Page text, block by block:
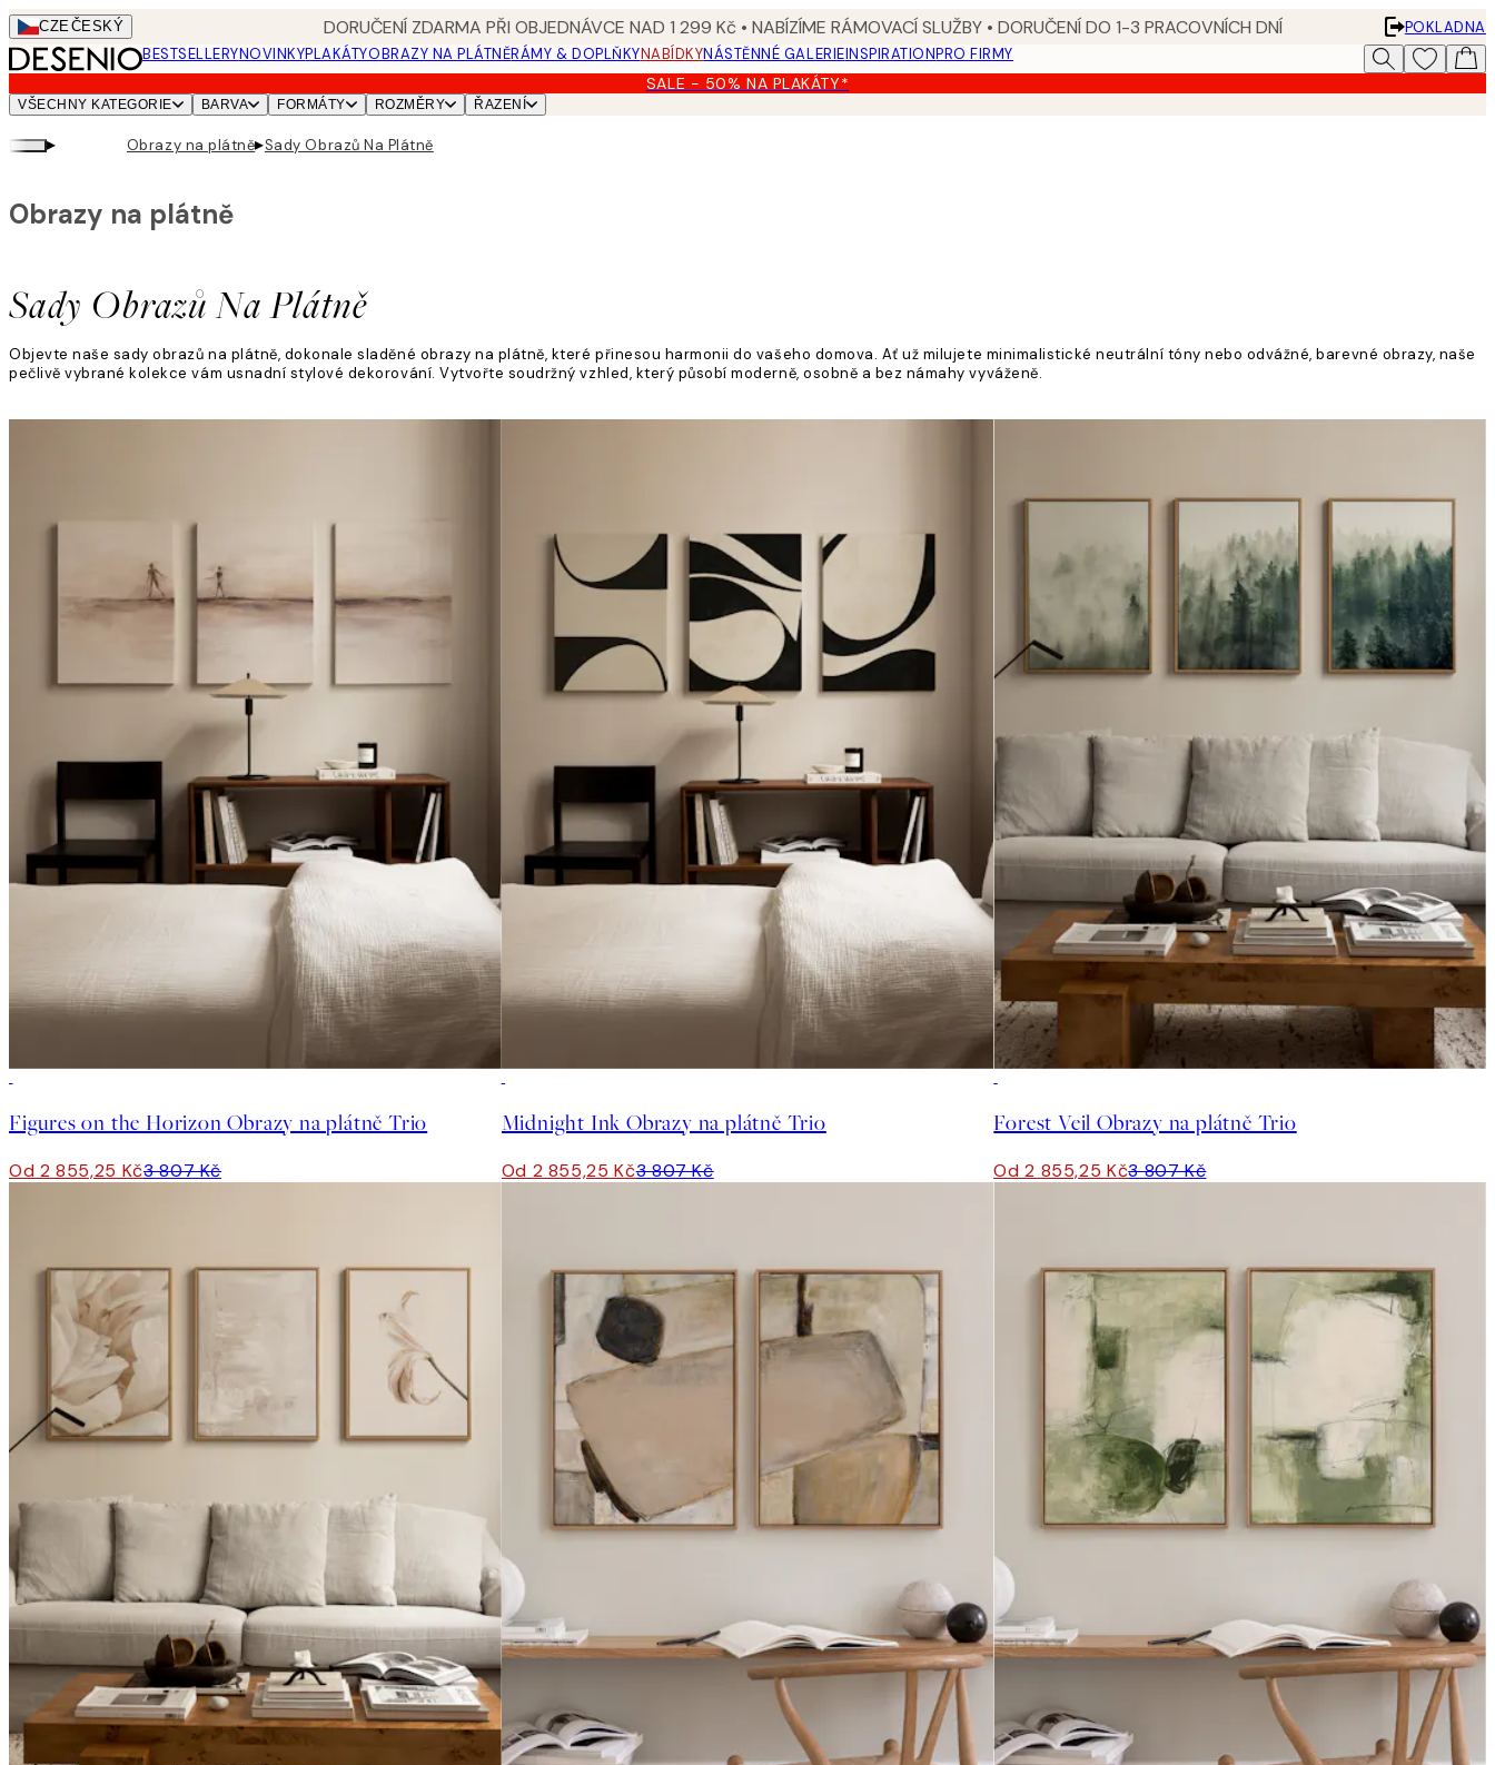
Skip
to
main
content.
CZEČESKÝ DORUČENÍ ZDARMA PŘI OBJEDNÁVCE NAD 1 299 Kč • NABÍZÍME RÁMOVACÍ SLUŽBY • DORUČENÍ DO 1-3 PRACOVNÍCH DNÍ
POKLADNA
BESTSELLERYNOVINKYPLAKÁTYOBRAZY NA PLÁTNĚRÁMY & DOPLŇKYNABÍDKYNÁSTĚNNÉ GALERIEINSPIRATIONPRO FIRMY
SALE - 50% NA PLAKÁTY*
VŠECHNY KATEGORIE BARVA FORMÁTY ROZMĚRY ŘAZENÍ
▸ Obrazy na plátně▸Sady Obrazů Na Plátně
Sady Obrazů Na Plátně
Obrazy na plátně
Objevte naše sady obrazů na plátně, dokonale sladěné obrazy na plátně, které přinesou harmonii do vašeho domova. Ať už milujete minimalistické neutrální tóny nebo odvážné, barevné obrazy, naše
pečlivě vybrané kolekce vám usnadní stylové dekorování. Vytvořte soudržný vzhled, který působí moderně, osobně a bez námahy vyváženě.
Figures on the Horizon Obrazy na plátně Trio
Od 2 855,25 Kč3 807 Kč
Midnight Ink Obrazy na plátně Trio
Od 2 855,25 Kč3 807 Kč
Forest Veil Obrazy na plátně Trio
Od 2 855,25 Kč3 807 Kč